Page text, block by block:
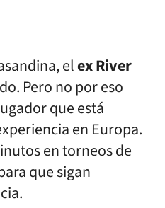
elex River
Pero no por eso
que está
en Europa.
en torneos de
que sigan